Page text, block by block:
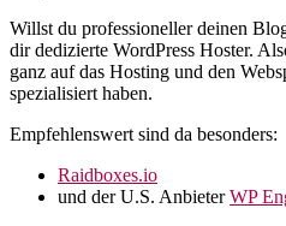
Willst du professioneller deinen
dir dedizierte WordPress Hoster.
ganz auf das Hosting und den
spezialisiert haben.
Empfehlenswert sind da besonders:
Raidboxes.io
und der U.S. AnbieterWP